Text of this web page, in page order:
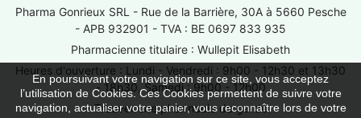
En poursuivant votre navigation sur ce site, vous acceptez
l’utilisation de Cookies. Ces Cookies permettent de suivre votre
navigation, actualiser votre panier, vous reconnaître lors de votre
Pharma Gonrieux SRL - Rue de la Barrière, 30A à 5660 Pesche
- APB 932901 - TVA : BE 0697 833 935
Pharmacienne titulaire : Wullepit Elisabeth
Heures d'ouverture : Lundi - Vendredi : 9h00 - 12h30 et 13h30
- 18h30, Samedi : 9h00 - 12h00
Trouver une pharmacie de garde